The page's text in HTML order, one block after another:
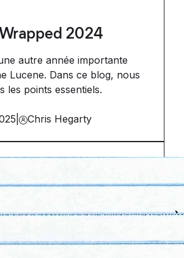
2024
autre année importante
Lucene. Dans ce blog, nous
les points essentiels.
Chris Hegarty